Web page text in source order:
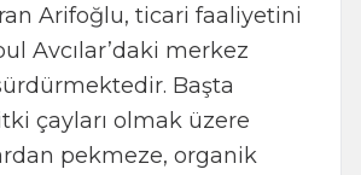
Arifoğlu, ticari faaliyetini
Avcılar’daki merkez
Başta
çayları olmak üzere
pekmeze, organik